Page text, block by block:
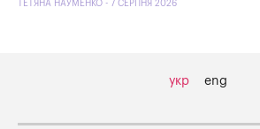
ТЕТЯНА НАУМЕНКО - 7 СЕРПНЯ 2026
укр eng